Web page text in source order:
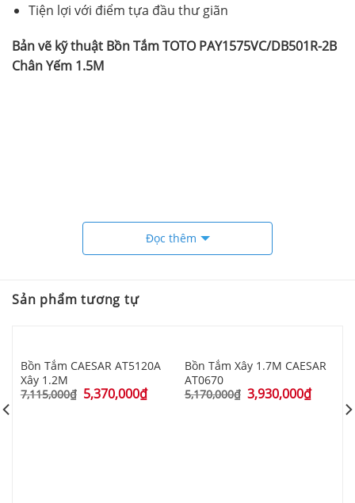
Tiện lợi với điểm tựa đầu thư giãn
Bản vẽ kỹ thuật Bồn Tắm TOTO PAY1575VC/DB501R-2B
Chân Yếm 1.5M
Đọc thêm
Sản phẩm tương tự
Bồn Tắm CAESAR AT5120A
Xây 1.2M
7,115,000₫ 5,370,000₫
Bồn Tắm Xây 1.7M CAESAR
AT0670
5,170,000₫ 3,930,000₫